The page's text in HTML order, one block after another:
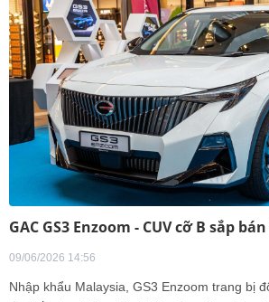
GAC GS3 Enzoom - CUV cỡ B sắp
09/06/2026 14:56
Nhập khẩu Malaysia, GS3 Enzoom trang bị